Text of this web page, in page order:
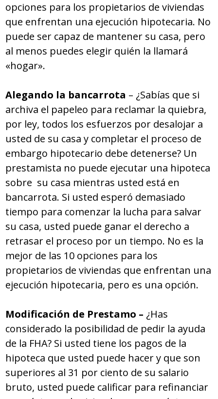
opciones para los propietarios de viviendas
que enfrentan una ejecución hipotecaria. No
puede ser capaz de mantener su casa, pero
al menos puedes elegir quién la llamará
«hogar».
Alegando la bancarrota – ¿Sabías que si
archiva el papeleo para reclamar la quiebra,
por ley, todos los esfuerzos por desalojar a
usted de su casa y completar el proceso de
embargo hipotecario debe detenerse? Un
prestamista no puede ejecutar una hipoteca
sobre su casa mientras usted está en
bancarrota. Si usted esperó demasiado
tiempo para comenzar la lucha para salvar
su casa, usted puede ganar el derecho a
retrasar el proceso por un tiempo. No es la
mejor de las 10 opciones para los
propietarios de viviendas que enfrentan una
ejecución hipotecaria, pero es una opción.
Modificación de Prestamo – ¿Has
considerado la posibilidad de pedir la ayuda
de la FHA? Si usted tiene los pagos de la
hipoteca que usted puede hacer y que son
superiores al 31 por ciento de su salario
bruto, usted puede calificar para refinanciar